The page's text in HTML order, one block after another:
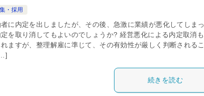
・採用
に内定を出しましたが、その後、急激に業績が悪化してしま
を取り消してもよいのでしょうか? 経営悪化による内定取消
ますが、整理解雇に準じて、その有効性が厳しく判断される
続きを読む